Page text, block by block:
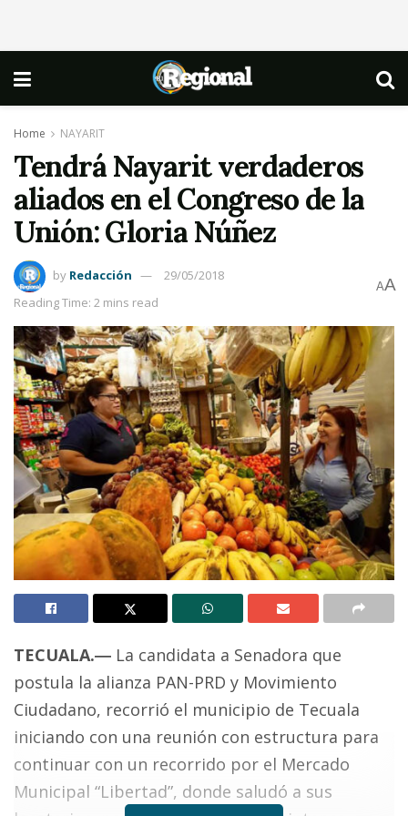
Home NAYARIT
Tendrá Nayarit verdaderos
aliados en el Congreso de la
Unión: Gloria Núñez
by Redacción
29/05/2018
Reading Time: 2 mins read
AA
TECUALA.― La candidata a Senadora que
postula la alianza PAN-PRD y Movimiento
Ciudadano, recorrió el municipio de Tecuala
iniciando con una reunión con estructura para
continuar con un recorrido por el Mercado
Municipal “Libertad”, donde saludó a sus